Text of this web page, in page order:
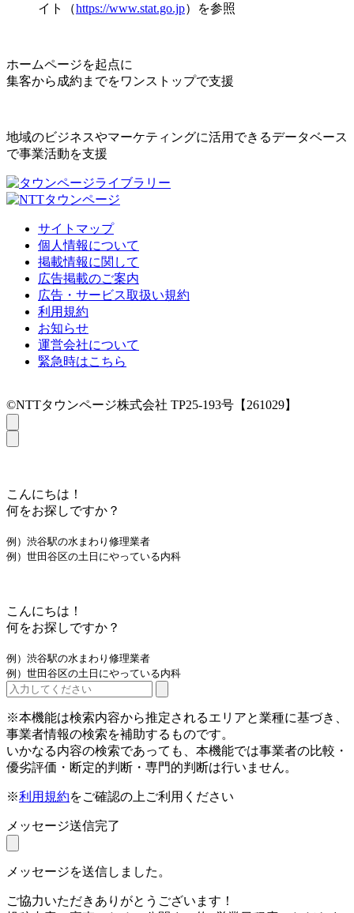
イト（https://www.stat.go.jp）を参照
ホームページを起点に
集客から成約までをワンストップで支援
地域のビジネスやマーケティングに活用できるデータベース
で事業活動を支援
サイトマップ
個人情報について
掲載情報に関して
広告掲載のご案内
広告・サービス取扱い規約
利用規約
お知らせ
運営会社について
緊急時はこちら
©NTTタウンページ株式会社 TP25-193号【261029】
こんにちは！
何をお探しですか？
例）渋谷駅の水まわり修理業者
例）世田谷区の土日にやっている内科
こんにちは！
何をお探しですか？
例）渋谷駅の水まわり修理業者
例）世田谷区の土日にやっている内科
※本機能は検索内容から推定されるエリアと業種に基づき、
事業者情報の検索を補助するものです。
いかなる内容の検索であっても、本機能では事業者の比較・
優劣評価・断定的判断・専門的判断は行いません。
※利用規約をご確認の上ご利用ください
メッセージ送信完了
メッセージを送信しました。
ご協力いただきありがとうございます！